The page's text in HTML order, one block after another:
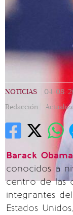
NOTICIAS 04/08/
Redacción |
Barack Obama
conocidos a
centro de las
integrantes
Estados